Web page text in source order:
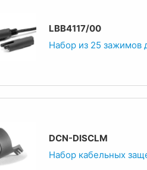
LBB4117/00
Набор из 25 зажимов
DCN-DISCLM
Набор кабельных